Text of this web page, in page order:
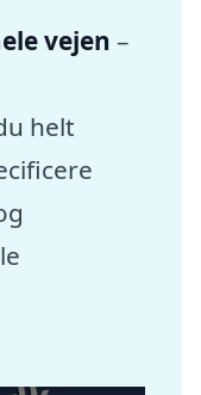
vejen –
helt